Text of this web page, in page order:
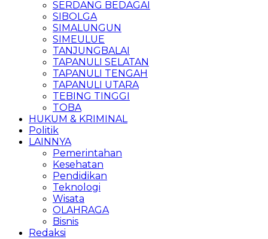
SERDANG BEDAGAI
SIBOLGA
SIMALUNGUN
SIMEULUE
TANJUNGBALAI
TAPANULI SELATAN
TAPANULI TENGAH
TAPANULI UTARA
TEBING TINGGI
TOBA
HUKUM & KRIMINAL
Politik
LAINNYA
Pemerintahan
Kesehatan
Pendidikan
Teknologi
Wisata
OLAHRAGA
Bisnis
Redaksi